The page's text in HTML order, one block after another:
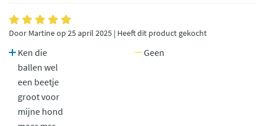
Door Martine op 25 april 2025 | Heeft dit product gekocht
Ken die
ballen wel
een beetje
groot voor
mijne hond
Geen